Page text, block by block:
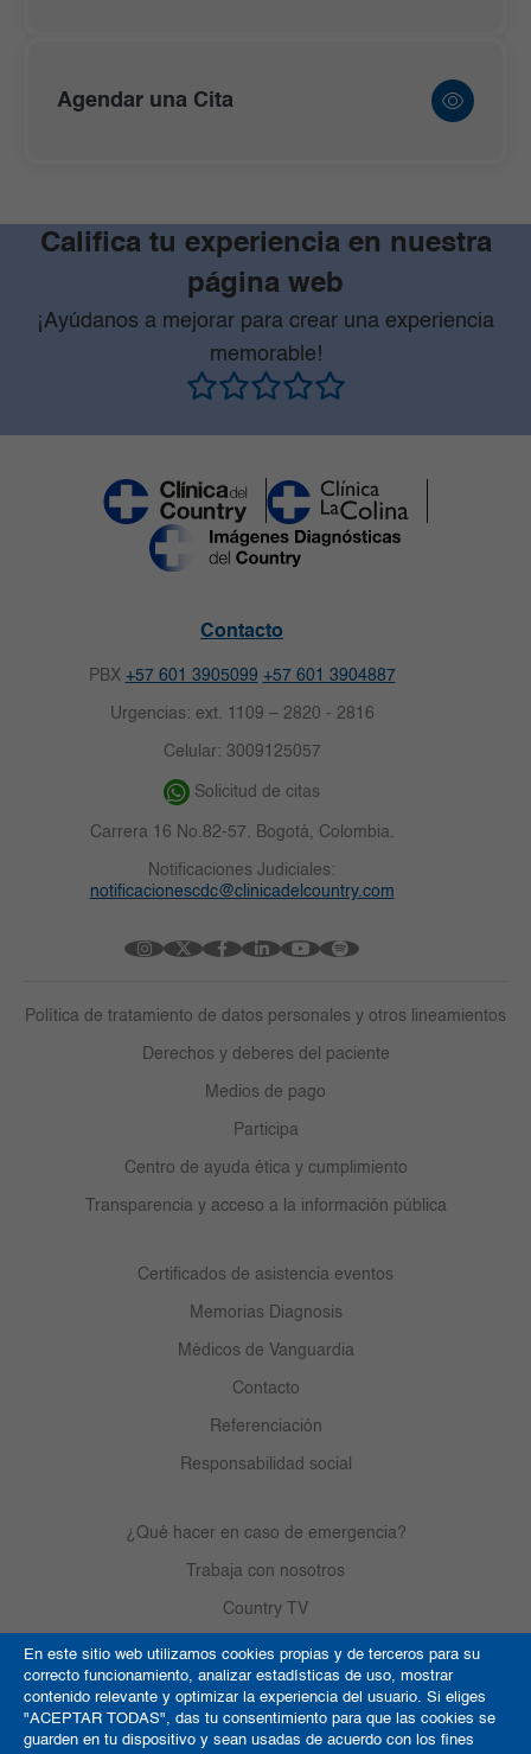
Agendar una Cita
Califica tu experiencia en nuestra
página web
¡Ayúdanos a mejorar para crear una experiencia
memorable!
En este sitio web utilizamos cookies propias y de terceros para su
correcto funcionamiento, analizar estadísticas de uso, mostrar
contenido relevante y optimizar la experiencia del usuario. Si eliges
"ACEPTAR TODAS", das tu consentimiento para que las cookies se
guarden en tu dispositivo y sean usadas de acuerdo con los fines
Contacto
PBX +57 601 3905099 +57 601 3904887
Urgencias: ext. 1109 – 2820 - 2816
Celular: 3009125057
Solicitud de citas
Carrera 16 No.82-57. Bogotá, Colombia.
Notificaciones Judiciales:
notificacionescdc@clinicadelcountry.com
Política de tratamiento de datos personales y otros lineamientos
Derechos y deberes del paciente
Medios de pago
Participa
Centro de ayuda ética y cumplimiento
Transparencia y acceso a la información pública
Certificados de asistencia eventos
Memorias Diagnosis
Médicos de Vanguardia
Contacto
Referenciación
Responsabilidad social
¿Qué hacer en caso de emergencia?
Trabaja con nosotros
Country TV
Política de Cookies
Términos y condiciones